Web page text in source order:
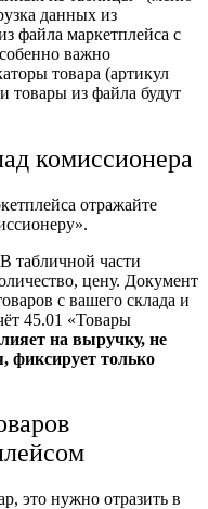
данных из
файла маркетплейса с
важно
товара (артикул
товары из файла будут
комиссионера
отражайте
табличной части
цену. Документ
с вашего склада и
45.01 «Товары
на выручку, не
фиксирует только
это нужно отразить в